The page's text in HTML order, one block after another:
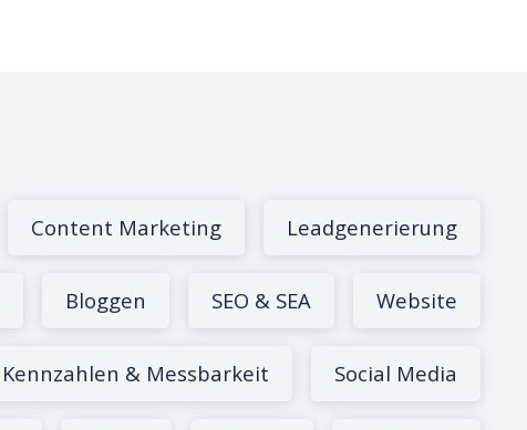
Content Marketing Leadgenerierung
Bloggen SEO & SEA Website
Kennzahlen & Messbarkeit Social Media